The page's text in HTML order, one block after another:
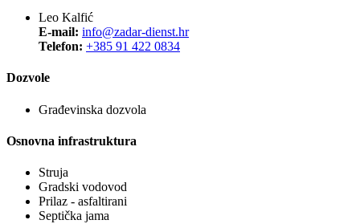
Leo Kalfić
E-mail: info@zadar-dienst.hr
Telefon: +385 91 422 0834
Dozvole
Građevinska dozvola
Osnovna infrastruktura
Struja
Gradski vodovod
Prilaz - asfaltirani
Septička jama